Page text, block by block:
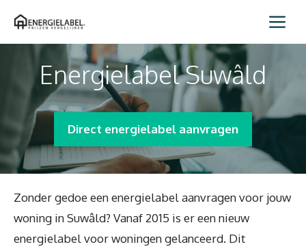
naar
Energielabel Suwâld
Direct energielabel aanvragen
Zonder gedoe een energielabel aanvragen voor jouw
woning in Suwâld? Vanaf 2015 is er een nieuw
energielabel voor woningen gelanceerd. Dit